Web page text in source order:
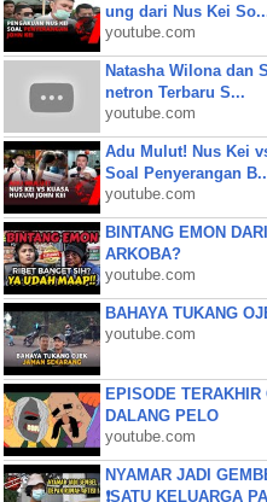
ung dari Nus Kei
youtube.com
Natasha Wilona dan
netron Terbaru S...
youtube.com
Adu Mulut! Nus Kei
Soal Penyerangan
youtube.com
BINTANG EMON
ARKOBA?
youtube.com
BAHAYA TUKANG
youtube.com
EPISODE
DALANG PELO
youtube.com
NYAMAR JADI
❗SATU KELUARGA